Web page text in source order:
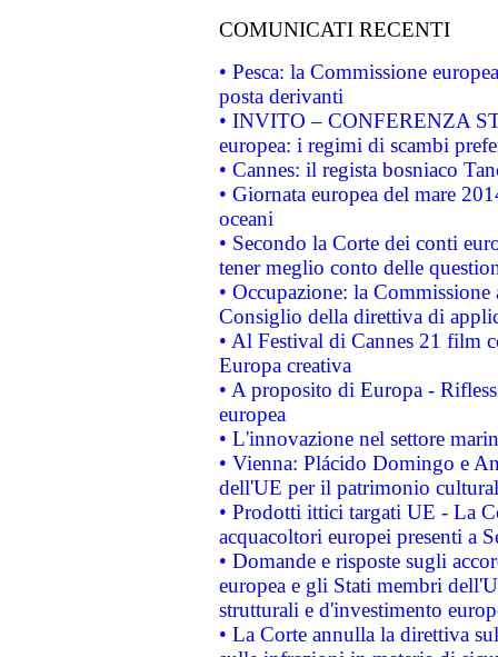
COMUNICATI RECENTI
• Pesca: la Commissione
posta derivanti
• INVITO – CONFERENZA
europea: i regimi di scambi
• Cannes: il regista bosniaco
• Giornata europea del mare
oceani
• Secondo la Corte dei conti
tener meglio conto delle
• Occupazione: la
Consiglio della direttiva di
• Al Festival di Cannes 21 film
Europa creativa
• A proposito di Europa -
europea
• L'innovazione nel settore
• Vienna: Plácido Domingo e
dell'UE per il patrimonio
• Prodotti ittici targati UE - La
acquacoltori europei presenti a
• Domande e risposte sugli
europea e gli Stati membri
strutturali e d'investimento
• La Corte annulla la direttiva